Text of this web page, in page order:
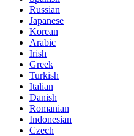
Russian
Japanese
Korean
Arabic
Irish
Greek
Turkish
Italian
Danish
Romanian
Indonesian
Czech